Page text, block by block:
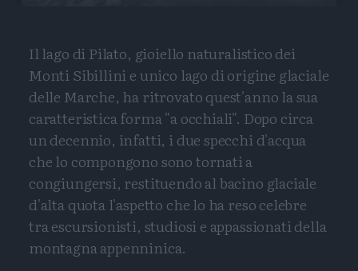
Il lago di Pilato, gioiello naturalistico dei
Monti Sibillini e unico lago di origine glaciale
delle Marche, ha ritrovato quest'anno la sua
caratteristica forma "a occhiali". Dopo circa
un decennio, infatti, i due specchi d'acqua
che lo compongono sono tornati a
congiungersi, restituendo al bacino glaciale
d'alta quota l'aspetto che lo ha reso celebre
tra escursionisti, studiosi e appassionati della
montagna appenninica.